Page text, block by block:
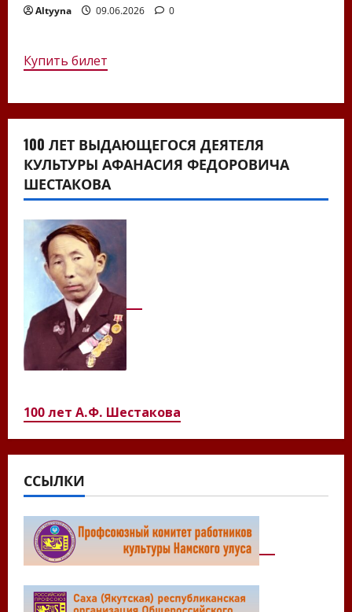
Altyyna 09.06.2026 0
Купить билет
100 ЛЕТ ВЫДАЮЩЕГОСЯ ДЕЯТЕЛЯ
КУЛЬТУРЫ АФАНАСИЯ ФЕДОРОВИЧА
ШЕСТАКОВА
100 лет А.Ф. Шестакова
ССЫЛКИ